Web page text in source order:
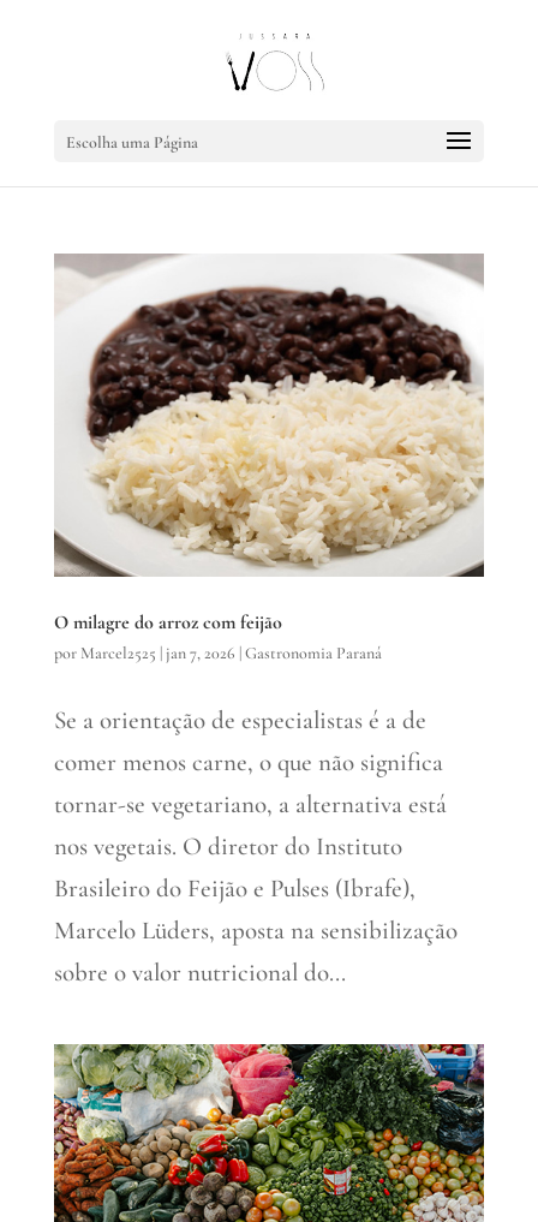
Escolha uma Página
O milagre do arroz com feijão
por Marcel2525 |jan 7, 2026 |Gastronomia Paraná
Se a orientação de especialistas é a de
comer menos carne, o que não significa
tornar-se vegetariano, a alternativa está
nos vegetais. O diretor do Instituto
Brasileiro do Feijão e Pulses (Ibrafe),
Marcelo Lüders, aposta na sensibilização
sobre o valor nutricional do...